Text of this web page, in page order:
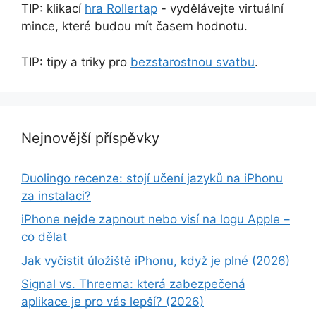
TIP: klikací hra Rollertap - vydělávejte virtuální
mince, které budou mít časem hodnotu.
TIP: tipy a triky pro bezstarostnou svatbu.
Nejnovější příspěvky
Duolingo recenze: stojí učení jazyků na iPhonu
za instalaci?
iPhone nejde zapnout nebo visí na logu Apple –
co dělat
Jak vyčistit úložiště iPhonu, když je plné (2026)
Signal vs. Threema: která zabezpečená
aplikace je pro vás lepší? (2026)